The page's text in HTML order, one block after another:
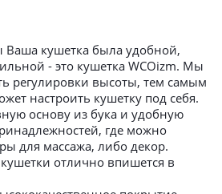
Ваша кушетка была удобной,
- это кушетка WCOizm. Мы
регулировки высоты, тем самым
настроить кушетку под себя.
основу из бука и удобную
где можно
для массажа, либо декор.
отлично впишется в